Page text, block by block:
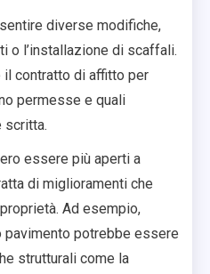
diverse modifiche,
o l’installazione di scaffali.
il contratto di affitto per
permesse e quali
scritta.
essere più aperti a
di miglioramenti che
Ad esempio,
pavimento potrebbe essere
strutturali come la